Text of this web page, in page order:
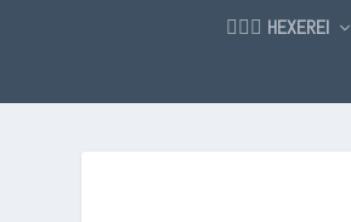
🧙🏼‍♂️ HEXEREI